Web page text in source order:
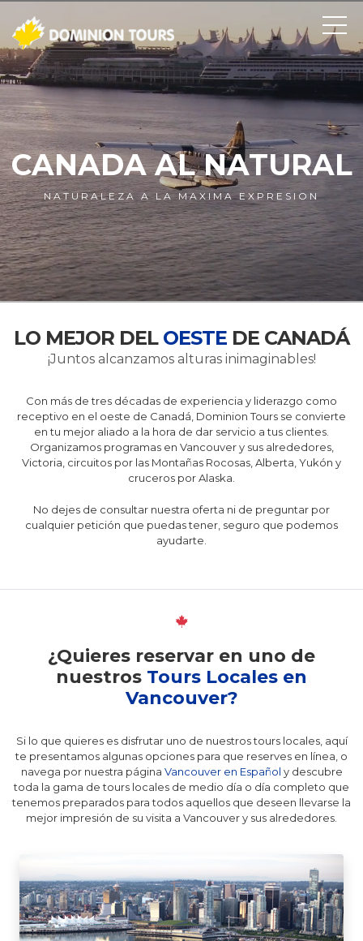
CANADA AL NATURAL
NATURALEZA A LA MAXIMA EXPRESION
LO MEJOR DEL OESTE DE CANADÁ
¡Juntos alcanzamos alturas inimaginables!
Con más de tres décadas de experiencia y liderazgo como
receptivo en el oeste de Canadá, Dominion Tours se convierte
en tu mejor aliado a la hora de dar servicio a tus clientes.
Organizamos programas en Vancouver y sus alrededores,
Victoria, circuitos por las Montañas Rocosas, Alberta, Yukón y
cruceros por Alaska.
No dejes de consultar nuestra oferta ni de preguntar por
cualquier petición que puedas tener, seguro que podemos
ayudarte.
¿Quieres reservar en uno de
nuestros Tours Locales en
Vancouver?
Si lo que quieres es disfrutar uno de nuestros tours locales, aquí
te presentamos algunas opciones para que reserves en línea, o
navega por nuestra página Vancouver en Español y descubre
toda la gama de tours locales de medio día o día completo que
tenemos preparados para todos aquellos que deseen llevarse la
mejor impresión de su visita a Vancouver y sus alrededores.